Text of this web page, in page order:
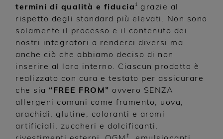
termini di qualità e fiducia 1
grazie al
rispetto degli standard più elevati. Non sono
solamente il processo e il contenuto dei
nostri integratori a renderci diversi ma
anche ciò che abbiamo deciso di non
inserire al loro interno. Ciascun prodotto è
realizzato con cura e testato per assicurare
che sia “FREE FROM” ovvero SENZA
allergeni comuni come frumento, uova,
arachidi, glutine, coloranti e aromi
artificiali, zuccheri e dolcificanti,
†